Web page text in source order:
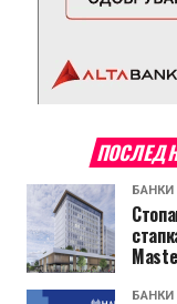
БАНКИ
БАНКИ